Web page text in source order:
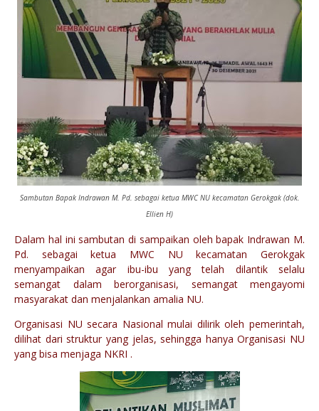
Sambutan Bapak Indrawan M. Pd. sebagai ketua MWC NU kecamatan Gerokgak (dok.
Ellien H)
Dalam hal ini sambutan di sampaikan oleh bapak Indrawan M.
Pd. sebagai ketua MWC NU kecamatan Gerokgak
menyampaikan agar ibu-ibu yang telah dilantik selalu
semangat dalam berorganisasi, semangat mengayomi
masyarakat dan menjalankan amalia NU.
Organisasi NU secara Nasional mulai dilirik oleh pemerintah,
dilihat dari struktur yang jelas, sehingga hanya Organisasi NU
yang bisa menjaga NKRI .